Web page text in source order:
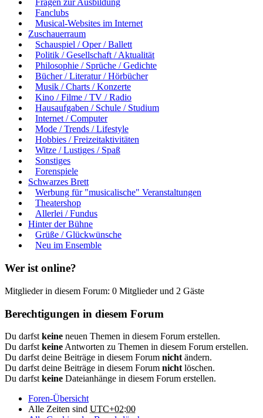
Fragen zur Ausbildung
Fanclubs
Musical-Websites im Internet
Zuschauerraum
Schauspiel / Oper / Ballett
Politik / Gesellschaft / Aktualität
Philosophie / Sprüche / Gedichte
Bücher / Literatur / Hörbücher
Musik / Charts / Konzerte
Kino / Filme / TV / Radio
Hausaufgaben / Schule / Studium
Internet / Computer
Mode / Trends / Lifestyle
Hobbies / Freizeitaktivitäten
Witze / Lustiges / Spaß
Sonstiges
Forenspiele
Schwarzes Brett
Werbung für "musicalische" Veranstaltungen
Theatershop
Allerlei / Fundus
Hinter der Bühne
Grüße / Glückwünsche
Neu im Ensemble
Wer ist online?
Mitglieder in diesem Forum: 0 Mitglieder und 2 Gäste
Berechtigungen in diesem Forum
Du darfst keine neuen Themen in diesem Forum erstellen.
Du darfst keine Antworten zu Themen in diesem Forum erstellen.
Du darfst deine Beiträge in diesem Forum nicht ändern.
Du darfst deine Beiträge in diesem Forum nicht löschen.
Du darfst keine Dateianhänge in diesem Forum erstellen.
Foren-Übersicht
Alle Zeiten sind UTC+02:00